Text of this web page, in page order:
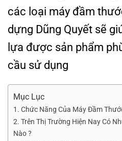
các loại máy đầm
dựng Dũng Quyết sẽ
lựa được sản phẩm
cầu sử dụng
Mục Lục
1. Chức Năng Của Máy Đầm
2. Trên Thị Trường Hiện Nay Có
Nào ?